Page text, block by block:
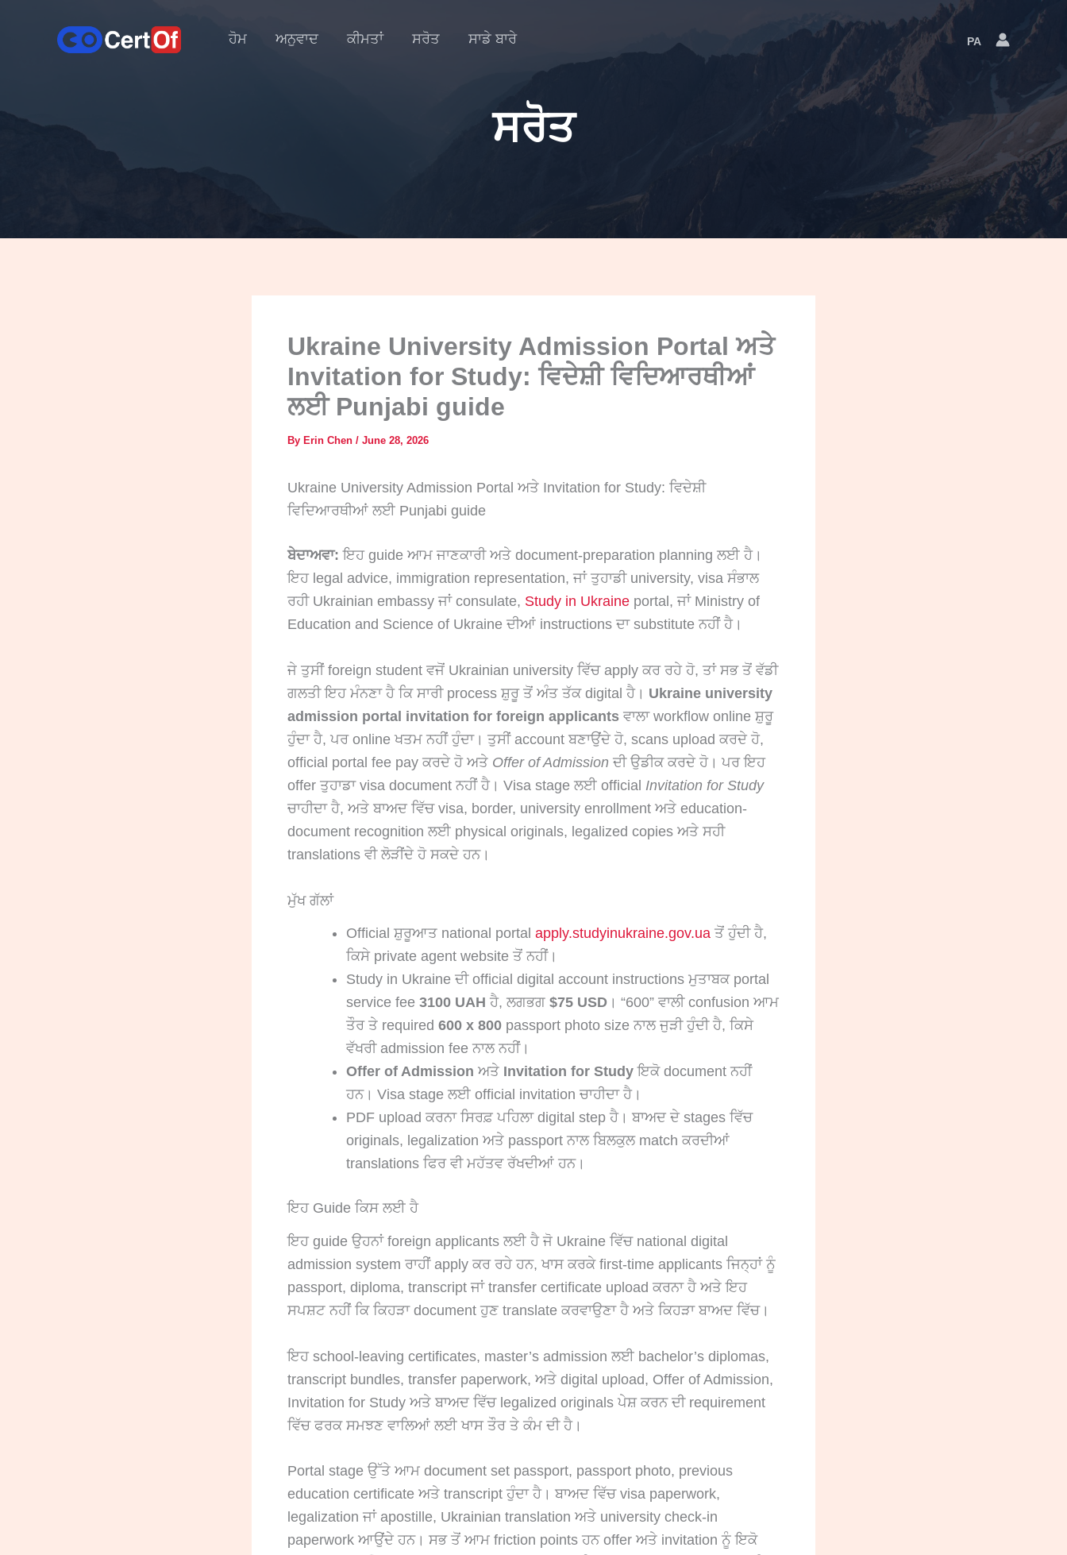
ਹੋਮ ਅਨੁਵਾਦ ਕੀਮਤਾਂ ਸਰੋਤ ਸਾਡੇ ਬਾਰੇ PALanguage
Switcher
ਸਰੋਤ
Ukraine University Admission Portal ਅਤੇ
Invitation for Study: ਵਿਦੇਸ਼ੀ ਵਿਦਿਆਰਥੀਆਂ
ਲਈ Punjabi guide
By Erin Chen / June 28, 2026
Ukraine University Admission Portal ਅਤੇ Invitation for Study: ਵਿਦੇਸ਼ੀ
ਵਿਦਿਆਰਥੀਆਂ ਲਈ Punjabi guide
ਬੇਦਾਅਵਾ: ਇਹ guide ਆਮ ਜਾਣਕਾਰੀ ਅਤੇ document-preparation planning ਲਈ ਹੈ।
ਇਹ legal advice, immigration representation, ਜਾਂ ਤੁਹਾਡੀ university, visa ਸੰਭਾਲ
ਰਹੀ Ukrainian embassy ਜਾਂ consulate, Study in Ukraine portal, ਜਾਂ Ministry of
Education and Science of Ukraine ਦੀਆਂ instructions ਦਾ substitute ਨਹੀਂ ਹੈ।
ਜੇ ਤੁਸੀਂ foreign student ਵਜੋਂ Ukrainian university ਵਿੱਚ apply ਕਰ ਰਹੇ ਹੋ, ਤਾਂ ਸਭ ਤੋਂ ਵੱਡੀ
ਗਲਤੀ ਇਹ ਮੰਨਣਾ ਹੈ ਕਿ ਸਾਰੀ process ਸ਼ੁਰੂ ਤੋਂ ਅੰਤ ਤੱਕ digital ਹੈ। Ukraine university
admission portal invitation for foreign applicants ਵਾਲਾ workflow online ਸ਼ੁਰੂ
ਹੁੰਦਾ ਹੈ, ਪਰ online ਖਤਮ ਨਹੀਂ ਹੁੰਦਾ। ਤੁਸੀਂ account ਬਣਾਉਂਦੇ ਹੋ, scans upload ਕਰਦੇ ਹੋ,
official portal fee pay ਕਰਦੇ ਹੋ ਅਤੇ Offer of Admission ਦੀ ਉਡੀਕ ਕਰਦੇ ਹੋ। ਪਰ ਇਹ
offer ਤੁਹਾਡਾ visa document ਨਹੀਂ ਹੈ। Visa stage ਲਈ official Invitation for Study
ਚਾਹੀਦਾ ਹੈ, ਅਤੇ ਬਾਅਦ ਵਿੱਚ visa, border, university enrollment ਅਤੇ education-
document recognition ਲਈ physical originals, legalized copies ਅਤੇ ਸਹੀ
translations ਵੀ ਲੋੜੀਂਦੇ ਹੋ ਸਕਦੇ ਹਨ।
ਮੁੱਖ ਗੱਲਾਂ
Official ਸ਼ੁਰੂਆਤ national portal apply.studyinukraine.gov.ua ਤੋਂ ਹੁੰਦੀ ਹੈ,
ਕਿਸੇ private agent website ਤੋਂ ਨਹੀਂ।
Study in Ukraine ਦੀ official digital account instructions ਮੁਤਾਬਕ portal
service fee 3100 UAH ਹੈ, ਲਗਭਗ $75 USD । “600” ਵਾਲੀ confusion ਆਮ
ਤੌਰ ਤੇ required 600 x 800 passport photo size ਨਾਲ ਜੁੜੀ ਹੁੰਦੀ ਹੈ, ਕਿਸੇ
ਵੱਖਰੀ admission fee ਨਾਲ ਨਹੀਂ।
Offer of Admission ਅਤੇ Invitation for Study ਇਕੋ document ਨਹੀਂ
ਹਨ। Visa stage ਲਈ official invitation ਚਾਹੀਦਾ ਹੈ।
PDF upload ਕਰਨਾ ਸਿਰਫ਼ ਪਹਿਲਾ digital step ਹੈ। ਬਾਅਦ ਦੇ stages ਵਿੱਚ
originals, legalization ਅਤੇ passport ਨਾਲ ਬਿਲਕੁਲ match ਕਰਦੀਆਂ
translations ਫਿਰ ਵੀ ਮਹੱਤਵ ਰੱਖਦੀਆਂ ਹਨ।
ਇਹ Guide ਕਿਸ ਲਈ ਹੈ
ਇਹ guide ਉਹਨਾਂ foreign applicants ਲਈ ਹੈ ਜੋ Ukraine ਵਿੱਚ national digital
admission system ਰਾਹੀਂ apply ਕਰ ਰਹੇ ਹਨ, ਖਾਸ ਕਰਕੇ first-time applicants ਜਿਨ੍ਹਾਂ ਨੂੰ
passport, diploma, transcript ਜਾਂ transfer certificate upload ਕਰਨਾ ਹੈ ਅਤੇ ਇਹ
ਸਪਸ਼ਟ ਨਹੀਂ ਕਿ ਕਿਹੜਾ document ਹੁਣ translate ਕਰਵਾਉਣਾ ਹੈ ਅਤੇ ਕਿਹੜਾ ਬਾਅਦ ਵਿੱਚ।
ਇਹ school-leaving certificates, master’s admission ਲਈ bachelor’s diplomas,
transcript bundles, transfer paperwork, ਅਤੇ digital upload, Offer of Admission,
Invitation for Study ਅਤੇ ਬਾਅਦ ਵਿੱਚ legalized originals ਪੇਸ਼ ਕਰਨ ਦੀ requirement
ਵਿੱਚ ਫਰਕ ਸਮਝਣ ਵਾਲਿਆਂ ਲਈ ਖਾਸ ਤੌਰ ਤੇ ਕੰਮ ਦੀ ਹੈ।
Portal stage ਉੱਤੇ ਆਮ document set passport, passport photo, previous
education certificate ਅਤੇ transcript ਹੁੰਦਾ ਹੈ। ਬਾਅਦ ਵਿੱਚ visa paperwork,
legalization ਜਾਂ apostille, Ukrainian translation ਅਤੇ university check-in
paperwork ਆਉਂਦੇ ਹਨ। ਸਭ ਤੋਂ ਆਮ friction points ਹਨ offer ਅਤੇ invitation ਨੂੰ ਇਕੋ